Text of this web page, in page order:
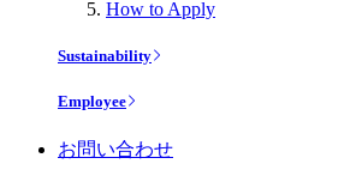
How to Apply
Sustainability
Employee
お問い合わせ